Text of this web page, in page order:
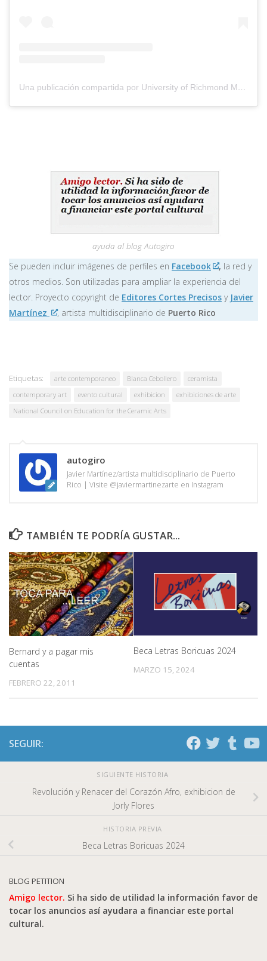
Una publicación compartida por University of Richmond Museums (@ur_museums)
ayuda al blog Autogiro
Se pueden incluir imágenes de perfiles en Facebook , la red y
otros medios. Son utilizadas para ampliar la experiencia del
lector. Proyecto copyright de Editores Cortes Precisos y Javier
Martínez
, artista multidisciplinario de Puerto Rico
Etiquetas: arte contemporaneo Blanca Cebollero
ceramista
contemporary art
evento cultural exhibicion
exhibiciones de arte
National Council on Education for the Ceramic Arts
autogiro
Javier Martínez/artista multidisciplinario de Puerto
Rico | Visite @javiermartinezarte en Instagram
TAMBIÉN TE PODRÍA GUSTAR...
Bernard y a pagar mis
cuentas
FEBRERO 22, 2011
Beca Letras Boricuas 2024
MARZO 15, 2024
SEGUIR:
SIGUIENTE HISTORIA
Revolución y Renacer del Corazón Afro, exhibicion de
Jorly Flores
HISTORIA PREVIA
Beca Letras Boricuas 2024
BLOG PETITION
Amigo lector. Si ha sido de utilidad la información favor de
tocar los anuncios así ayudara a financiar este portal
cultural.